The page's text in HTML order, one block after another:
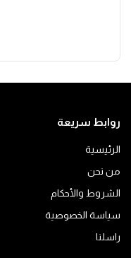
روابط سريعة
الرئيسية
من نحن
الشروط والأحكام
سياسة الخصوصية
راسلنا